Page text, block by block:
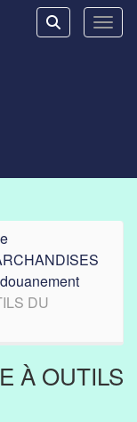
Rechercher
DU
À OUTILS